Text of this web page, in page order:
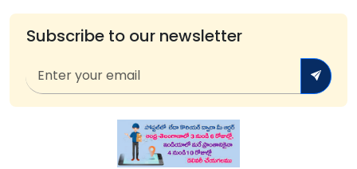
Subscribe to our newsletter